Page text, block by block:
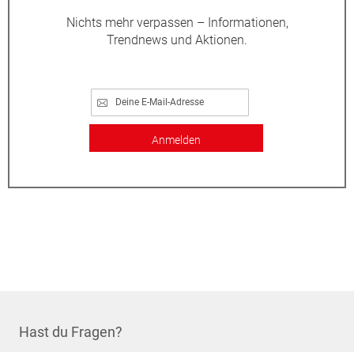
Nichts mehr verpassen – Informationen,
Trendnews und Aktionen.
Anmelden
Hast du Fragen?